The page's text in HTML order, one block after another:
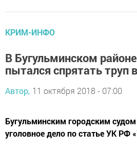
КРИМ-ИНФО
В Бугульминском
пытался спрятать труп
Автор, 11 октября 2018 - 07:00
Бугульминским городским
уголовное дело по статье УК РФ